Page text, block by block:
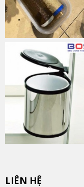
LIÊN HỆ